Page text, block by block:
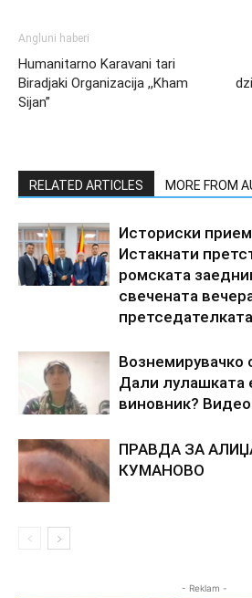
Angluni haberi
Humanitarno Karavani tari
Biradjaki Organizacija ,,Kham
Sijan”
RELATED ARTICLES MORE FROM
Историски прием
Истакнати
ромската
свечената
Дали лулашката
виновник?
ПРАВДА ЗА
КУМАНОВО
- Reklam -